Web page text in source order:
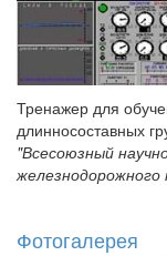
Тренажер для
длинносоставных
"Всесоюзный
Фотогалерея